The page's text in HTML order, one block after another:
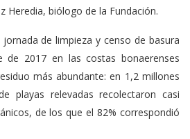
Heredia, biólogo de la Fundación.
de limpieza y censo de basura
de 2017 en las costas bonaerenses
más abundante: en 1,2 millones
playas relevadas recolectaron casi
de los que el 82% correspondió